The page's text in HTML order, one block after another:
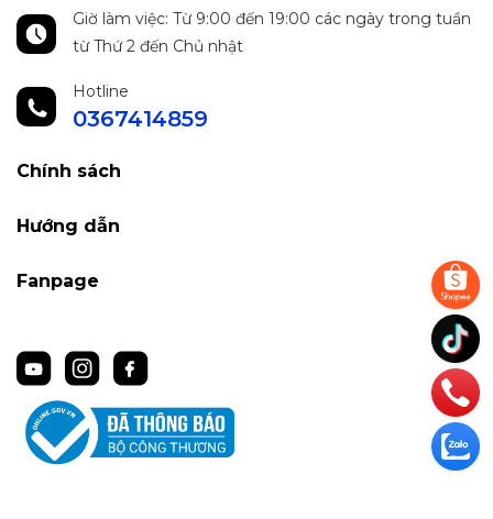
Giờ làm việc: Từ 9:00 đến 19:00 các ngày trong tuần
từ Thứ 2 đến Chủ nhật
Hotline
0367414859
Chính sách
Hướng dẫn
Fanpage